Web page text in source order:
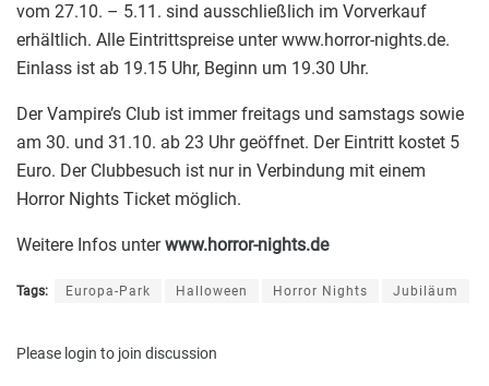
vom 27.10. – 5.11. sind ausschließlich im Vorverkauf
erhältlich. Alle Eintrittspreise unter www.horror-nights.de.
Einlass ist ab 19.15 Uhr, Beginn um 19.30 Uhr.
Der Vampire’s Club ist immer freitags und samstags sowie
am 30. und 31.10. ab 23 Uhr geöffnet. Der Eintritt kostet 5
Euro. Der Clubbesuch ist nur in Verbindung mit einem
Horror Nights Ticket möglich.
Weitere Infos unterwww.horror-nights.de
Tags: Europa-Park Halloween Horror Nights Jubiläum
Please login to join discussion